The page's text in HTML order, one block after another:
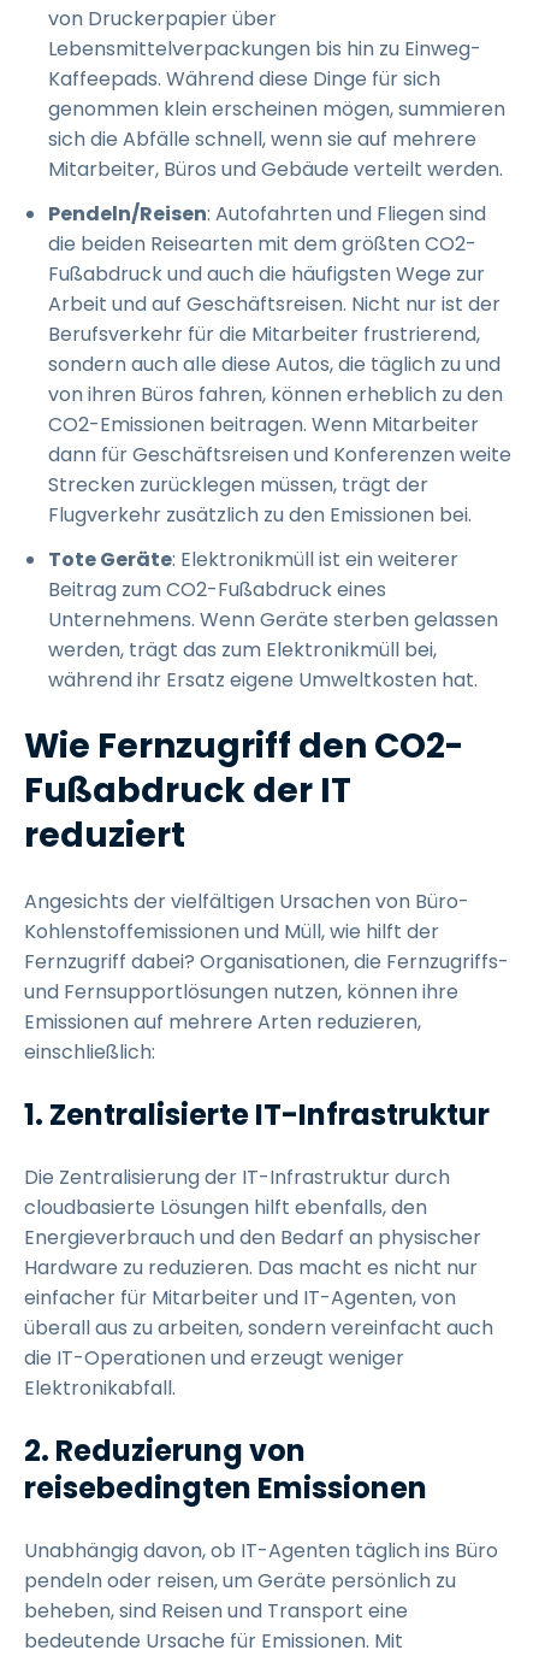
von Druckerpapier über
Lebensmittelverpackungen bis hin zu Einweg-
Kaffeepads. Während diese Dinge für sich
genommen klein erscheinen mögen, summieren
sich die Abfälle schnell, wenn sie auf mehrere
Mitarbeiter, Büros und Gebäude verteilt werden.
Pendeln/Reisen: Autofahrten und Fliegen sind
die beiden Reisearten mit dem größten CO2-
Fußabdruck und auch die häufigsten Wege zur
Arbeit und auf Geschäftsreisen. Nicht nur ist der
Berufsverkehr für die Mitarbeiter frustrierend,
sondern auch alle diese Autos, die täglich zu und
von ihren Büros fahren, können erheblich zu den
CO2-Emissionen beitragen. Wenn Mitarbeiter
dann für Geschäftsreisen und Konferenzen weite
Strecken zurücklegen müssen, trägt der
Flugverkehr zusätzlich zu den Emissionen bei.
Tote Geräte: Elektronikmüll ist ein weiterer
Beitrag zum CO2-Fußabdruck eines
Unternehmens. Wenn Geräte sterben gelassen
werden, trägt das zum Elektronikmüll bei,
während ihr Ersatz eigene Umweltkosten hat.
Wie Fernzugriff den CO2-
Fußabdruck der IT
reduziert
Angesichts der vielfältigen Ursachen von Büro-
Kohlenstoffemissionen und Müll, wie hilft der
Fernzugriff dabei? Organisationen, die Fernzugriffs-
und Fernsupportlösungen nutzen, können ihre
Emissionen auf mehrere Arten reduzieren,
einschließlich:
1. Zentralisierte IT-Infrastruktur
Die Zentralisierung der IT-Infrastruktur durch
cloudbasierte Lösungen hilft ebenfalls, den
Energieverbrauch und den Bedarf an physischer
Hardware zu reduzieren. Das macht es nicht nur
einfacher für Mitarbeiter und IT-Agenten, von
überall aus zu arbeiten, sondern vereinfacht auch
die IT-Operationen und erzeugt weniger
Elektronikabfall.
2. Reduzierung von
reisebedingten Emissionen
Unabhängig davon, ob IT-Agenten täglich ins Büro
pendeln oder reisen, um Geräte persönlich zu
beheben, sind Reisen und Transport eine
bedeutende Ursache für Emissionen. Mit